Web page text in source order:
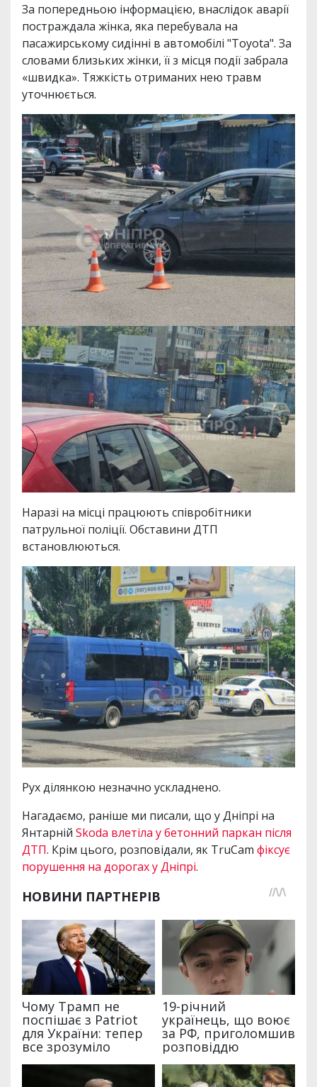
За попередньою інформацією, внаслідок аварії
постраждала жінка, яка перебувала на
пасажирському сидінні в автомобілі "Toyota". За
словами близьких жінки, її з місця події забрала
«швидка». Тяжкість отриманих нею травм
уточнюється.
Наразі на місці працюють співробітники
патрульної поліції. Обставини ДТП
встановлюються.
Рух ділянкою незначно ускладнено.
Нагадаємо, раніше ми писали, що у Дніпрі на
Янтарній Skoda влетіла у бетонний паркан після
ДТП. Крім цього, розповідали, як TruCam фіксує
порушення на дорогах у Дніпрі.